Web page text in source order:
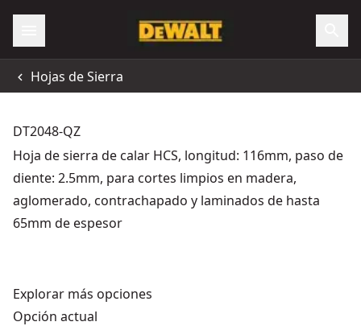
Hojas de Sierra
DT2048-QZ
Hoja de sierra de calar HCS, longitud: 116mm, paso de
diente: 2.5mm, para cortes limpios en madera,
aglomerado, contrachapado y laminados de hasta
65mm de espesor
Explorar más opciones
Opción actual